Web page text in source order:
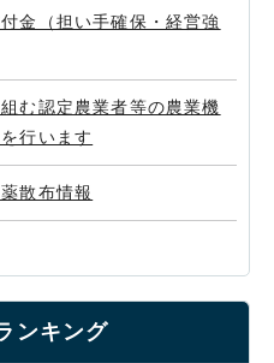
金（担い手確保・経営強
む認定農業者等の農業機
行います
散布情報
ンキング